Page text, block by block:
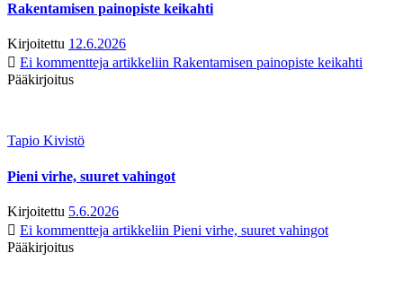
Rakentamisen painopiste keikahti
Kirjoitettu 12.6.2026
Ei kommentteja artikkeliin Rakentamisen painopiste keikahti
Pääkirjoitus
Tapio Kivistö
Pieni virhe, suuret vahingot
Kirjoitettu 5.6.2026
Ei kommentteja artikkeliin Pieni virhe, suuret vahingot
Pääkirjoitus